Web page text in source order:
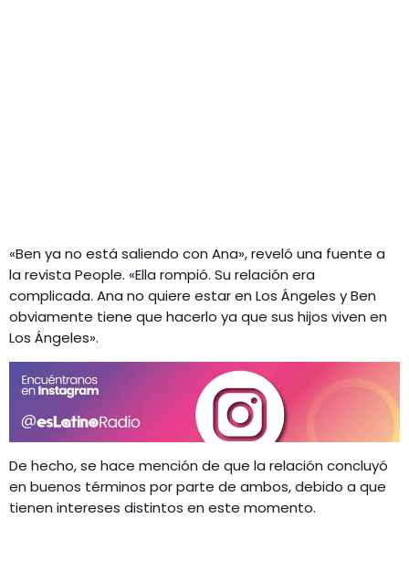
«Ben ya no está saliendo con Ana», reveló una fuente a
la revista People. «Ella rompió. Su relación era
complicada. Ana no quiere estar en Los Ángeles y Ben
obviamente tiene que hacerlo ya que sus hijos viven en
Los Ángeles».
De hecho, se hace mención de que la relación concluyó
en buenos términos por parte de ambos, debido a que
tienen intereses distintos en este momento.